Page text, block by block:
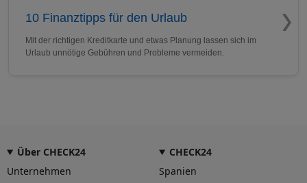
10 Finanztipps für den Urlaub
Mit der richtigen Kreditkarte und etwas Planung lassen sich im
Urlaub unnötige Gebühren und Probleme vermeiden.
Über CHECK24
Unternehmen
CHECK24
Spanien